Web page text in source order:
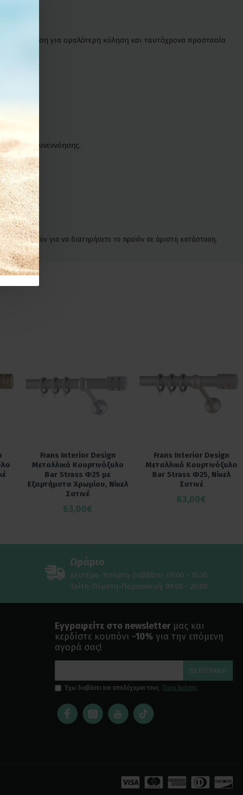
επένδυση για ομαλότερη κύληση και ταυτόχρονα προστασία
συνεννόησης.
αρκούν για να διατηρήσετε το προϊόν σε άριστη κατάσταση.
Frans Interior Design
Μεταλλικό Κουρτινόξυλο
Bar Strass Φ25 με
Εξαρτήματα Χρωμίου, Νίκελ
Σατινέ
63,00€
Frans Interior Design
Μεταλλικό Κουρτινόξυλο
Bar Strass Φ25, Νίκελ
Σατινέ
63,00€
Ωράριο
Δευτέρα-Τετάρτη-Σαββάτο: 09:00 - 15:30
Τρίτη-Πέμπτη-Παρασκευή: 09:00 - 20:00
Εγγραφείτε στο newsletterμας και
κερδίστε κουπόνι -10% για την επόμενη
αγορά σας!
ΕΓΓΡΑΦΉ
Έχω διαβάσει και αποδέχομαι τους Όροι Χρήσης